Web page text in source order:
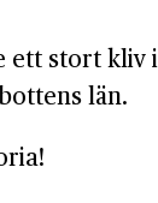
ett stort
län.